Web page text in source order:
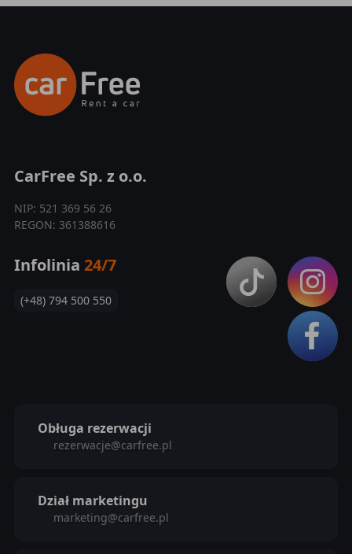
CarFree Sp. z o.o.
NIP: 521 369 56 26
REGON: 361388616
Infolinia 24/7
(+48) 794 500 550
Obługa rezerwacji
rezerwacje@carfree.pl
Dział marketingu
marketing@carfree.pl